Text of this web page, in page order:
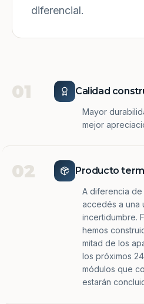
diferencial.
01 Calidad
Mayor
mejor
02 Producto
A diferencia
accedés a una
incertidumbre.
hemos
mitad de los
los próximos
módulos que
estarán